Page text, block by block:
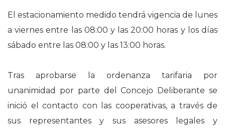
El estacionamiento medido tendrá vigencia de lunes
a viernes entre las 08:00 y las 20:00 horas y los días
sábado entre las 08:00 y las 13:00 horas.
Tras aprobarse la ordenanza tarifaria por
unanimidad por parte del Concejo Deliberante se
inició el contacto con las cooperativas, a través de
sus representantes y sus asesores legales y